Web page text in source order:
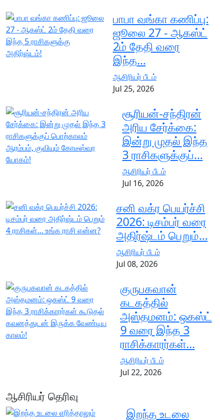
பாபா வங்கா கணிப்பு:
ஜூலை 27 - ஆகஸ்ட்
2ம் தேதி வரை
இந்த...
ஆசிரியர் பீடம்
Jul 25, 2026
சூரியன்-சந்திரன்
அரிய சேர்க்கை:
இன்று முதல் இந்த
3 ராசிகளுக்குப்...
ஆசிரியர் பீடம்
Jul 16, 2026
சனி வக்ர பெயர்ச்சி
2026: டிசம்பர் வரை
அதிர்ஷ்டம் பெறும்...
ஆசிரியர் பீடம்
Jul 08, 2026
குருபகவான்
கடகத்தில்
அஸ்தமனம்: ஒகஸ்ட்
9 வரை இந்த 3
ராசிக்காரர்கள்...
ஆசிரியர் பீடம்
Jul 22, 2026
ஆசிரியர் தெரிவு
இறந்த உடலை